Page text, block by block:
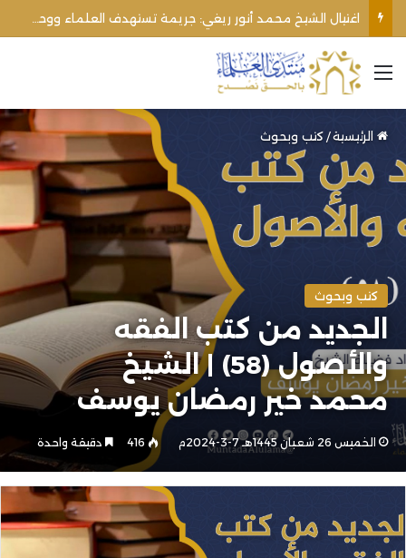
الأوقاف الفلسطينية تنفي صحة تعميم يمنع رفع الأذان عبر السماعات الخارجية للمساجد القريبة من المستوطنات
القائمة
الرئيسية/ كتب وبحوث
كتب وبحوث
الجديد من كتب الفقه
والأصول (58) | الشيخ
محمد خير رمضان يوسف
الخميس 26 شعبان 1445هـ 7-3-2024م 416 دقيقة واحدة